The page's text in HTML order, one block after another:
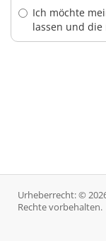
Ich möchte
lassen und die
Urheberrecht: ©
Rechte vorbehalten.